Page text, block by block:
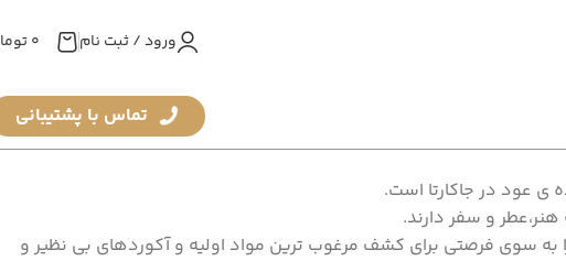
ورود / ثبت نام 0
تماس با پشتیبانی
ی عود در جاکارتا است.
و سفر دارند.
به سوی فرصتی برای کشف مرغوب ترین مواد اولیه و آکوردهای بی نظیر و